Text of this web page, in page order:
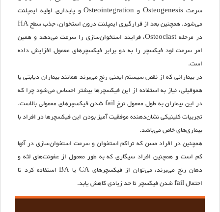
سرعت Osteogenesis و Osteointegration و پایداری اولیه ایمپلنت
می‌شود. همچنین بعد از قرارگیری ایمپلنت درون استخوان، جذب سطح HA
در مرحله Osteoclast، فرایند استخوان‌سازی را سرعت می‌دهد و همین
امر سرعت لود فیکسچر را به دو برابر فیکسچرهای معمول افزایش داده
است.
در بیمارانی که از نقص سیستم ایمنی رنج می‌برند همانند بیماران دیابتی یا
هموفیلی، نیاز به استفاده از این فیکسچرها بیشتر احساس می‌شود چرا که
در این بیماران به طول معمول نرخ fail شدن فیکسچرهای معمولی بالاست.
تجربیات کلینیکی نشان‌دهنده موفقیت آمیز بودن این فیکسچرها در افراد با
بیماری‌های خاص می‌باشد.
همچنین در افراد مسن که تراکم استخوان و سرعت استخوان‌سازی در آنها
کم است و همچنین افراد سیگاری که به طور معمول از عفونت‌های لثه و
دهان رنج می‌برند، می‌توان از فیکسچرهای CA یا BA استفاده کرد تا
احتمال fail شدن فیکسچر تا حد زیادی کاهش یابد.